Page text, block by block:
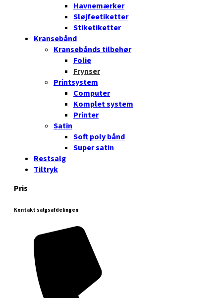
Havnemærker
Sløjfeetiketter
Stiketiketter
Kransebånd
Kransebånds tilbehør
Folie
Frynser
Printsystem
Computer
Komplet system
Printer
Satin
Soft poly bånd
Super satin
Restsalg
Tiltryk
Pris
Kontakt salgsafdelingen